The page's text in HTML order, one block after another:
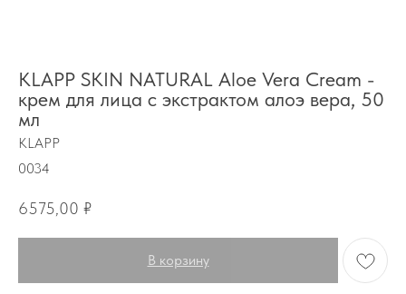
KLAPP SKIN NATURAL Aloe Vera Cream -
крем для лица с экстрактом алоэ вера, 50
мл
KLAPP
0034
6575,00 ₽
В корзину